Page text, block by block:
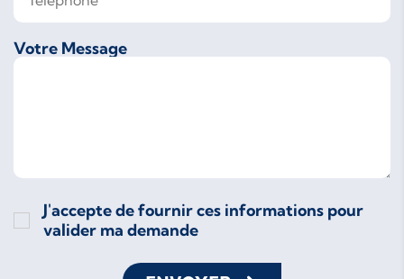
Votre Message
J'accepte de fournir ces informations pour
valider ma demande